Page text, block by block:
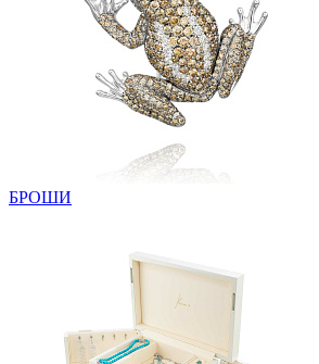
БРОШИ